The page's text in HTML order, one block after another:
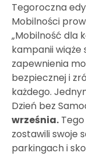
Tegoroczna
Mobilności
„Mobilność dla
kampanii wiąże
zapewnienia
bezpiecznej i
każdego.
Dzień bez
września.
zostawili swoje
parkingach i